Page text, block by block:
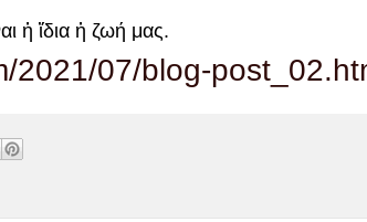
ἡ ἴδια ἡ ζωή μας.
2021/07/blog-